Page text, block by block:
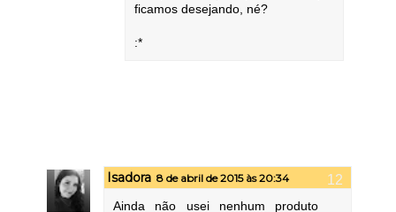
ficamos desejando, né?
:*
Isadora 8 de abril de 2015 às 20:34
Ainda não usei nenhum produto